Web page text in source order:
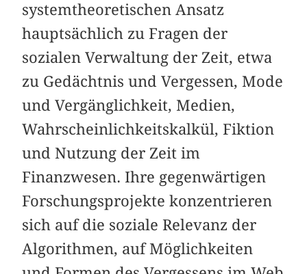
systemtheoretischen Ansatz
hauptsächlich zu Fragen der
sozialen Verwaltung der Zeit, etwa
zu Gedächtnis und Vergessen, Mode
und Vergänglichkeit, Medien,
Wahrscheinlichkeitskalkül, Fiktion
und Nutzung der Zeit im
Finanzwesen. Ihre gegenwärtigen
Forschungsprojekte konzentrieren
sich auf die soziale Relevanz der
Algorithmen, auf Möglichkeiten